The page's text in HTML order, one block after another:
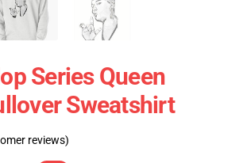
Series Queen
Sweatshirt
reviews)